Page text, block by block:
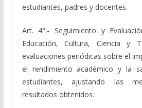
estudiantes, padres y docentes.
Art. 4°.- Seguimiento y
Educación, Cultura, Ciencia y
evaluaciones periódicas sobre el
el rendimiento académico y la
estudiantes, ajustando las
resultados obtenidos.